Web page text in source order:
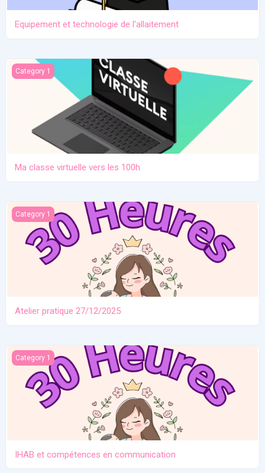
Equipement et technologie de l'allaitement
Ma classe virtuelle vers les 100h
Category 1
Ma classe virtuelle vers les 100h
Atelier pratique 27/12/2025
Category 1
Atelier pratique 27/12/2025
IHAB et compétences en communication
Category 1
IHAB et compétences en communication